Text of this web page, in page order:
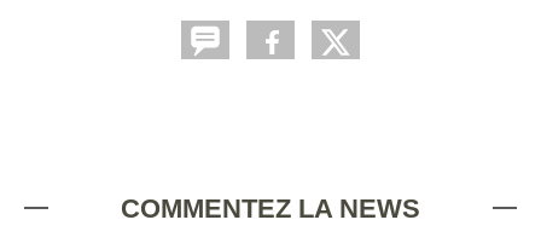
COMMENTEZ LA NEWS